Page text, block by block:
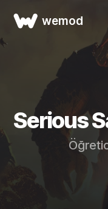
wemod
Serious